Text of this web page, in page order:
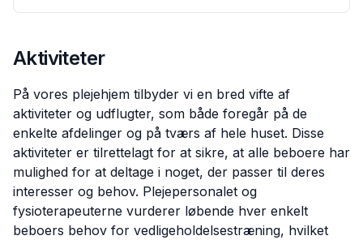
Aktiviteter
På vores plejehjem tilbyder vi en bred vifte af
aktiviteter og udflugter, som både foregår på de
enkelte afdelinger og på tværs af hele huset. Disse
aktiviteter er tilrettelagt for at sikre, at alle beboere har
mulighed for at deltage i noget, der passer til deres
interesser og behov. Plejepersonalet og
fysioterapeuterne vurderer løbende hver enkelt
beboers behov for vedligeholdelsestræning, hvilket